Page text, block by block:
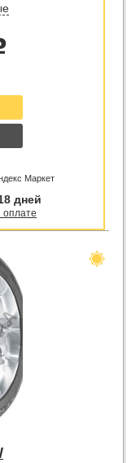
Маркет
дней
оплате